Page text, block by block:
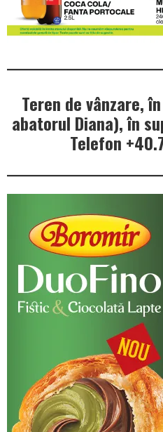
Teren de vânzare,
abatorul Diana), în
Telefon